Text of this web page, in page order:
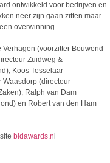
ontwikkeld voor bedrijven en
neer zijn gaan zitten maar
overwinning.
(voorzitter Bouwend
Zuidweg &
Koos Tesselaar
Waasdorp (directeur
Ralph van Dam
en Robert van den Ham
bidawards.n